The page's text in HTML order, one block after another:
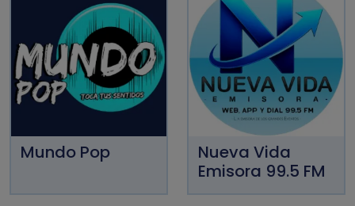
Mundo Pop
Nueva Vida
Emisora 99.5 FM